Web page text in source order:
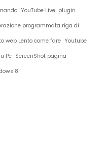
YouTube Live plugin
programmata riga di
web Lento come fare Youtube
Pc ScreenShot pagina
8